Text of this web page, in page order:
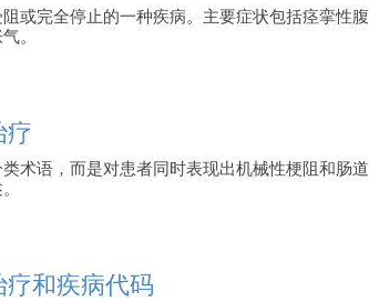
或完全停止的一种疾病。主要症状包括痉挛性腹
。
疗
术语，而是对患者同时表现出机械性梗阻和肠道
和疾病代码